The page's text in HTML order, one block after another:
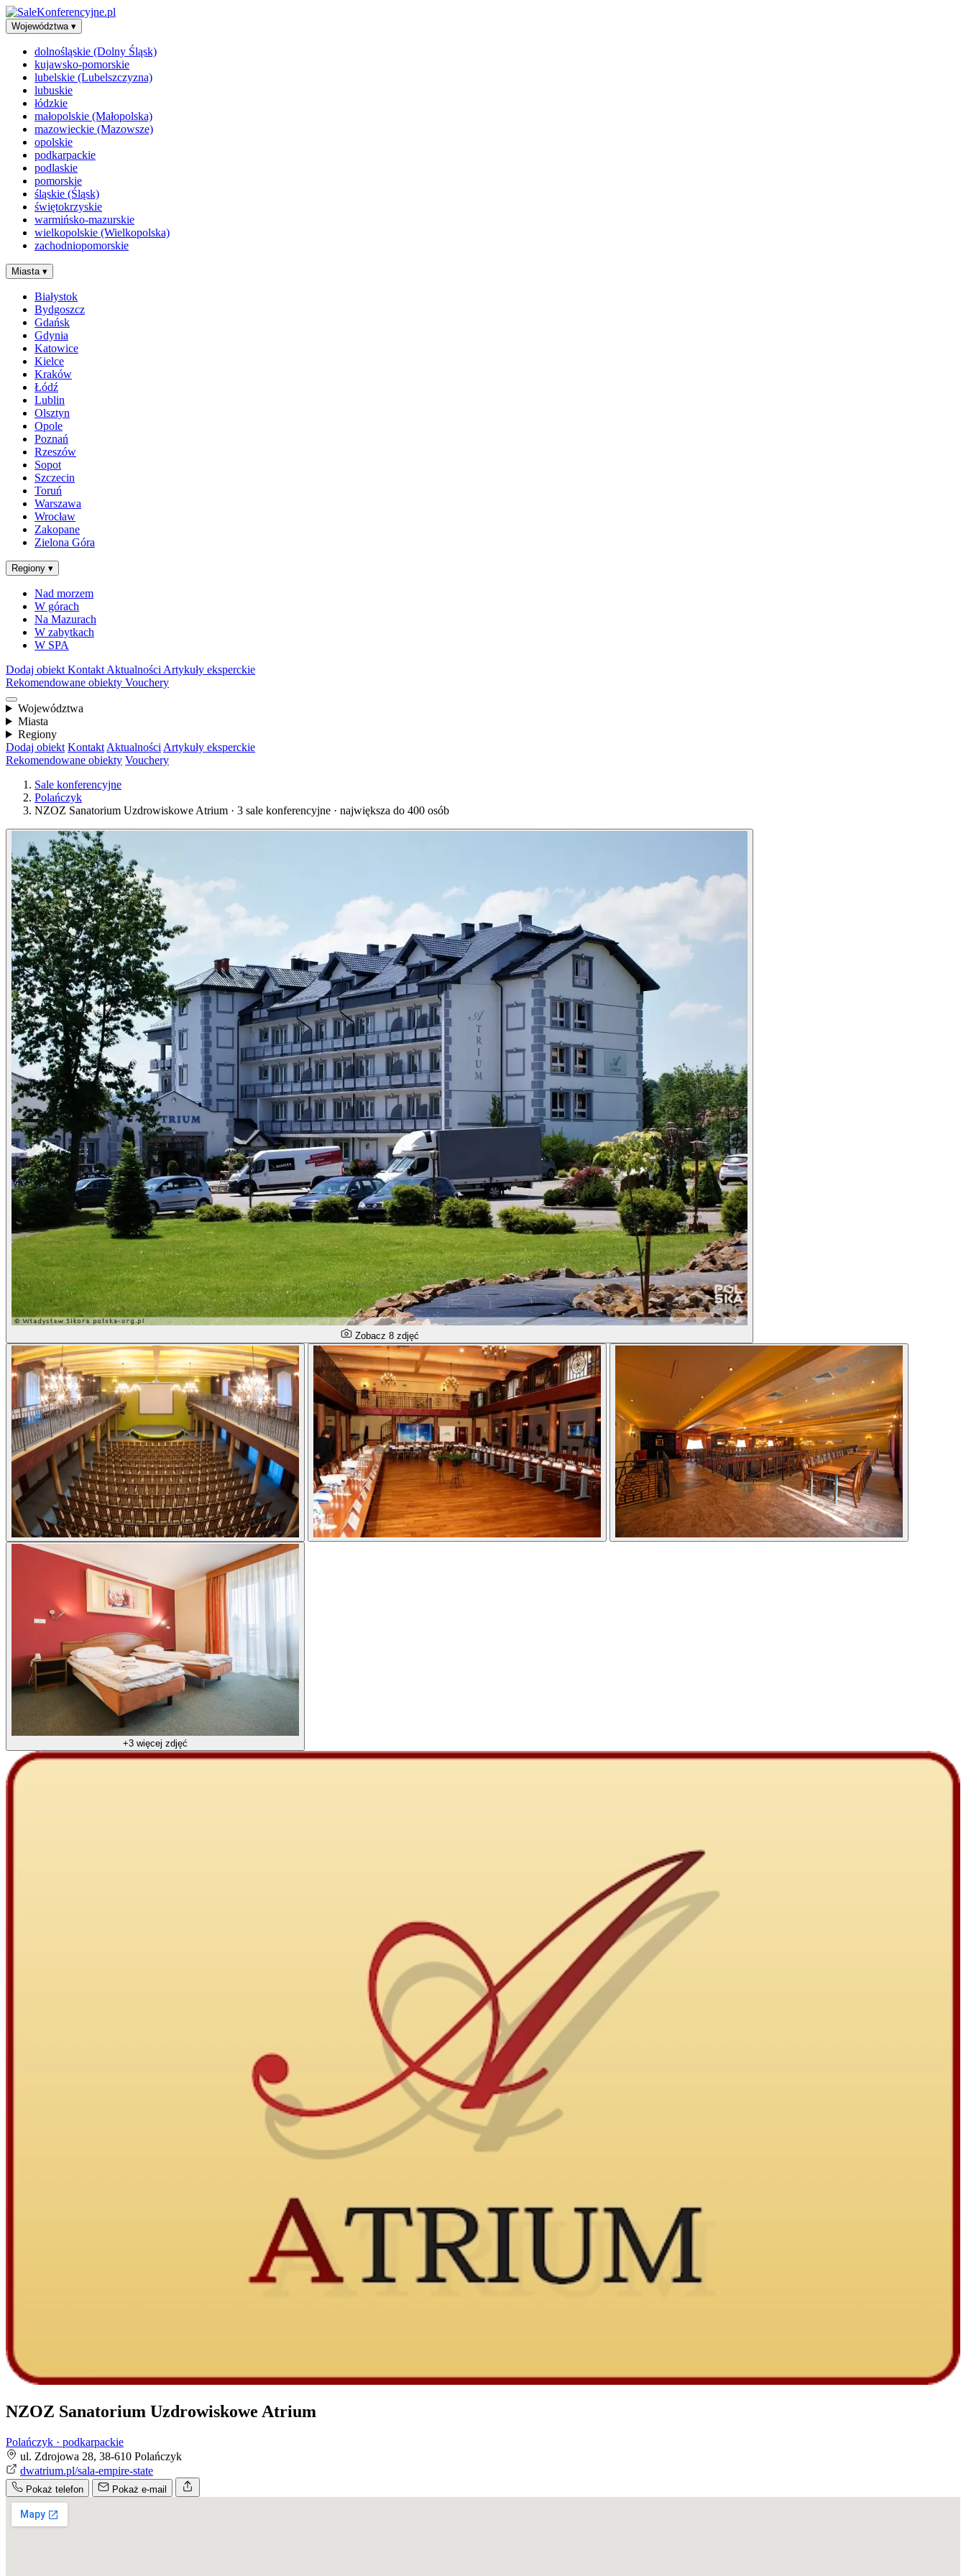
Województwa ▾
dolnośląskie (Dolny Śląsk)
kujawsko-pomorskie
lubelskie (Lubelszczyzna)
lubuskie
łódzkie
małopolskie (Małopolska)
mazowieckie (Mazowsze)
opolskie
podkarpackie
podlaskie
pomorskie
śląskie (Śląsk)
świętokrzyskie
warmińsko-mazurskie
wielkopolskie (Wielkopolska)
zachodniopomorskie
Miasta ▾
Białystok
Bydgoszcz
Gdańsk
Gdynia
Katowice
Kielce
Kraków
Łódź
Lublin
Olsztyn
Opole
Poznań
Rzeszów
Sopot
Szczecin
Toruń
Warszawa
Wrocław
Zakopane
Zielona Góra
Regiony ▾
Nad morzem
W górach
Na Mazurach
W zabytkach
W SPA
Dodaj obiekt Kontakt Aktualności Artykuły eksperckie
Rekomendowane obiekty Vouchery
Województwa
Miasta
Regiony
Dodaj obiekt Kontakt Aktualności Artykuły eksperckie
Rekomendowane obiekty Vouchery
Sale konferencyjne
Polańczyk
NZOZ Sanatorium Uzdrowiskowe Atrium · 3 sale konferencyjne · największa do 400 osób
Zobacz 8 zdjęć
+3 więcej zdjęć
NZOZ Sanatorium Uzdrowiskowe Atrium
Polańczyk · podkarpackie
ul. Zdrojowa 28, 38-610 Polańczyk
dwatrium.pl/sala-empire-state
Pokaż telefon Pokaż e-mail